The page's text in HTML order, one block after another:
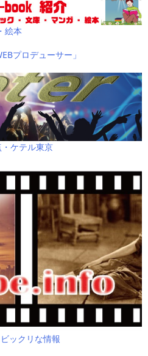
絵本
プロデューサー」
ケテル東京
ックリな情報